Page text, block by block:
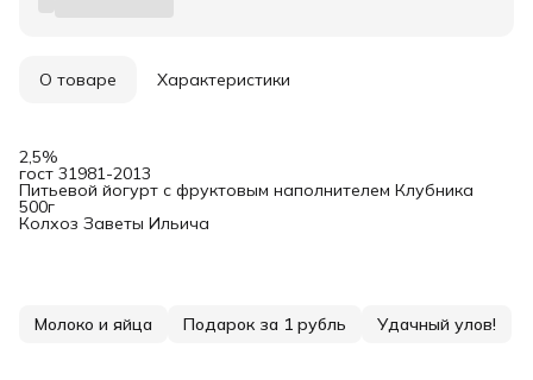
О товаре Характеристики
2,5%
гост 31981-2013
Питьевой йогурт с фруктовым наполнителем Клубника
500г
Колхоз Заветы Ильича
Молоко и яйца Подарок за 1 рубль Удачный улов!